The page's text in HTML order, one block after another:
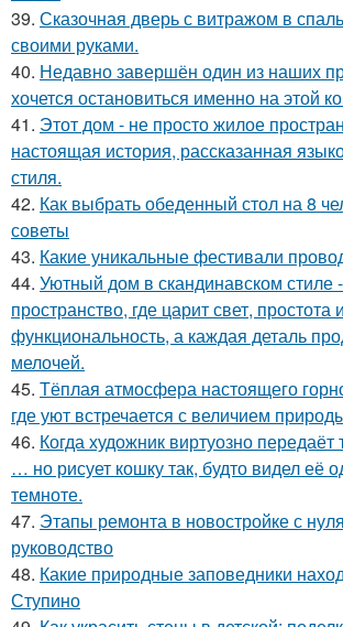
39. Сказочная дверь с витражом в
своими руками.
40. Недавно завершён один из наших
хочется остановиться именно на этой
41. Этот дом - не просто жилое
настоящая история, рассказанная
стиля.
42. Как выбрать обеденный стол на 8
советы
43. Какие уникальные фестивали
44. Уютный дом в скандинавском стиле
пространство, где царит свет, простота и
функциональность, а каждая деталь
мелочей.
45. Тёплая атмосфера настоящего
где уют встречается с величием
46. Когда художник виртуозно передаёт
… но рисует кошку так, будто видел её
темноте.
47. Этапы ремонта в новостройке с
руководство
48. Какие природные заповедники
Ступино